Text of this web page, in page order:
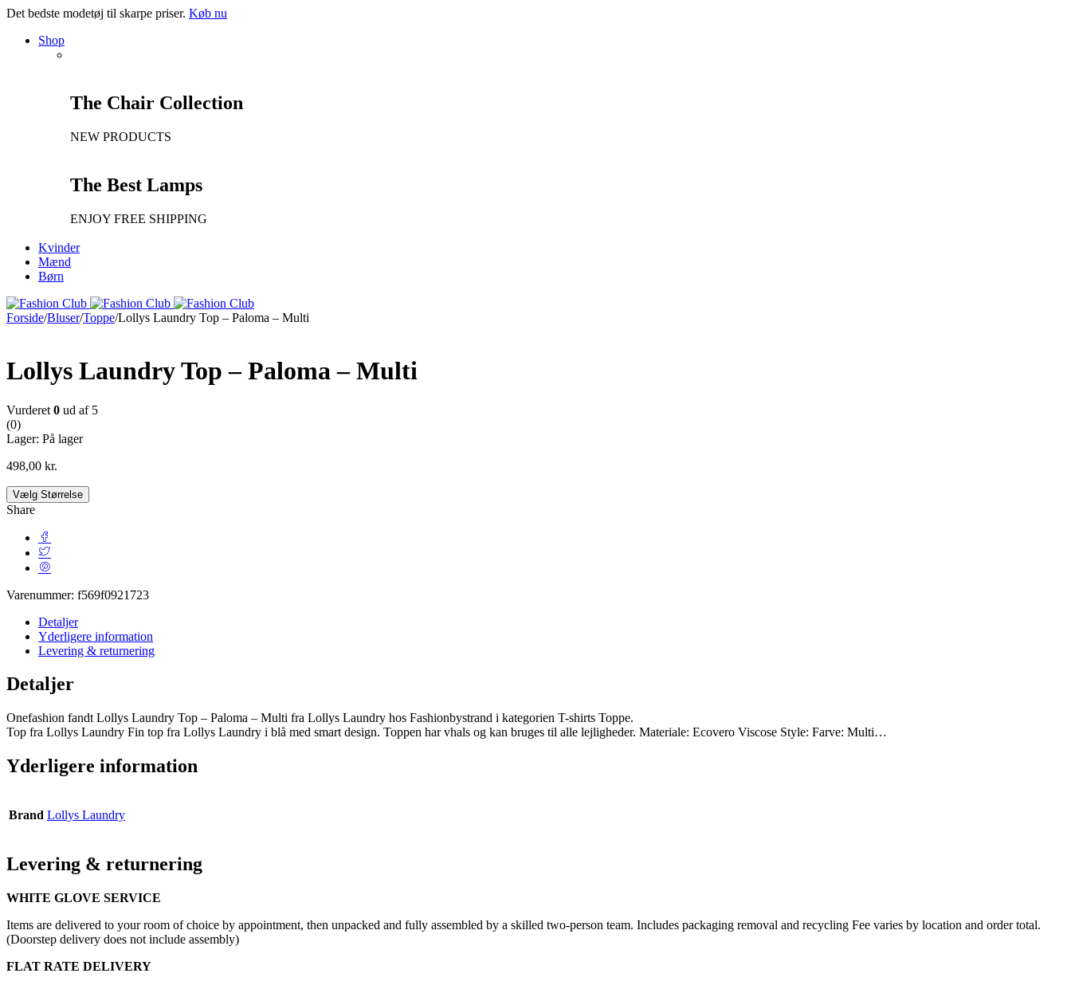
Det bedste modetøj til skarpe priser. Køb nu
Shop
The Chair Collection
NEW PRODUCTS
The Best Lamps
ENJOY FREE SHIPPING
Kvinder
Mænd
Børn
Forside/Bluser/Toppe/Lollys Laundry Top – Paloma – Multi
Lollys Laundry Top – Paloma – Multi
Vurderet 0 ud af 5
(0)
Lager: På lager
498,00 kr.
Vælg Størrelse
Share
Varenummer: f569f0921723
Detaljer
Yderligere information
Levering & returnering
Detaljer
Onefashion fandt Lollys Laundry Top – Paloma – Multi fra Lollys Laundry hos Fashionbystrand i kategorien T-shirts Toppe.
Top fra Lollys Laundry Fin top fra Lollys Laundry i blå med smart design. Toppen har vhals og kan bruges til alle lejligheder. Materiale: Ecovero Viscose Style: Farve: Multi…
Yderligere information
Brand Lollys Laundry
Levering & returnering
WHITE GLOVE SERVICE
Items are delivered to your room of choice by appointment, then unpacked and fully assembled by a skilled two-person team. Includes packaging removal and recycling Fee varies by location and order total.
(Doorstep delivery does not include assembly)
FLAT RATE DELIVERY